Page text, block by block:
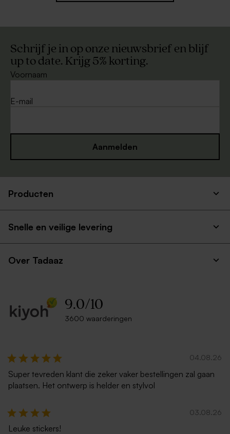
Schrijf je in op onze nieuwsbrief en blijf
up to date. Krijg 5% korting.
Voornaam
E-mail
Aanmelden
Producten
Snelle en veilige levering
Over Tadaaz
9.0/10
3600 waarderingen
04.08.26
Super tevreden klant die zeker vaker bestellingen zal gaan
plaatsen. Het ontwerp is helder en stylvol
03.08.26
Leuke stickers!